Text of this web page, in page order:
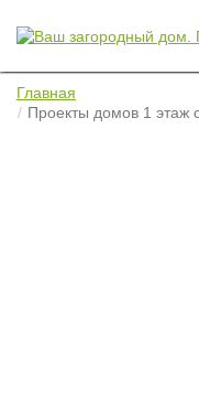
Главная
Проекты домов 1 этаж